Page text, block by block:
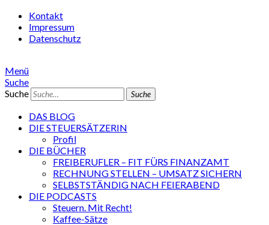
Kontakt
Impressum
Datenschutz
Menü
Suche
Suche
DAS BLOG
DIE STEUERSÄTZERIN
Profil
DIE BÜCHER
FREIBERUFLER – FIT FÜRS FINANZAMT
RECHNUNG STELLEN – UMSATZ SICHERN
SELBSTSTÄNDIG NACH FEIERABEND
DIE PODCASTS
Steuern. Mit Recht!
Kaffee-Sätze